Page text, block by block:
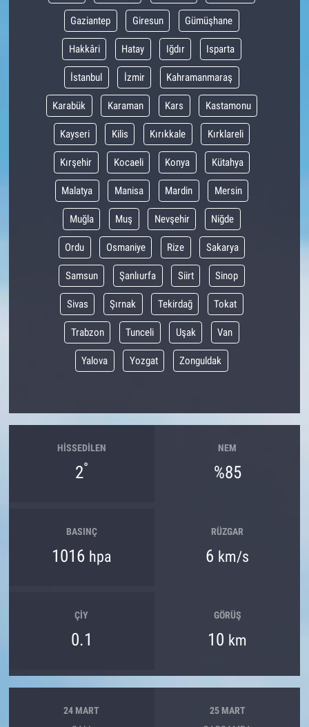
Gaziantep Giresun Gümüşhane
Hakkâri Hatay Iğdır Isparta
İstanbul İzmir Kahramanmaraş
Karabük Karaman Kars Kastamonu
Kayseri Kilis Kırıkkale Kırklareli
Kırşehir Kocaeli Konya Kütahya
Malatya Manisa Mardin Mersin
Muğla Muş Nevşehir Niğde
Ordu Osmaniye Rize Sakarya
Samsun Şanlıurfa Siirt Sinop
Sivas Şırnak Tekirdağ Tokat
Trabzon Tunceli Uşak Van
Yalova Yozgat Zonguldak
HISSEDILEN
2°
NEM
%85
BASINÇ
1016 hpa
RÜZGAR
6 km/s
ÇIY
0.1
GÖRÜŞ
10 km
24 MART 25 MART